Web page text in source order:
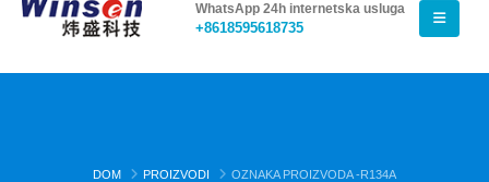
WhatsApp 24h internetska usluga
+8618595618735
DOM PROIZVODI OZNAKA PROIZVODA -R134A